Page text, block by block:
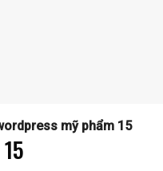
mỹ phẩm 15